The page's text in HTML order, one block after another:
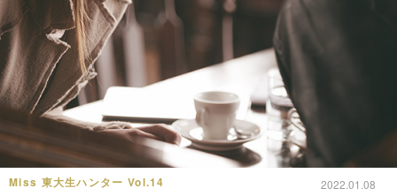
Miss 東大生ハンター Vol.14 2022.01.08